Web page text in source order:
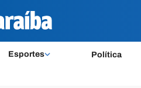
Esportes Política